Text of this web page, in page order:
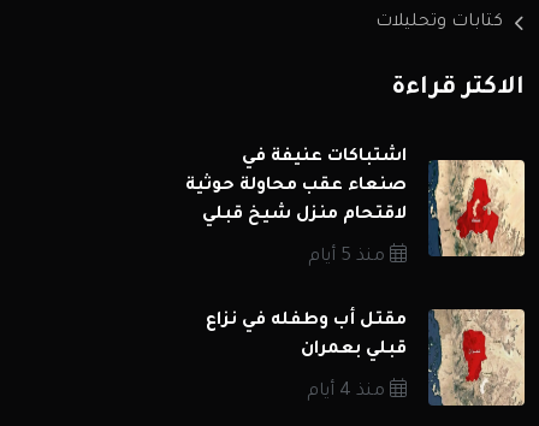
كتابات وتحليلات
الاكثر قراءة
اشتباكات عنيفة في
صنعاء عقب محاولة حوثية
لاقتحام منزل شيخ قبلي
منذ 5 أيام
مقتل أب وطفله في نزاع
قبلي بعمران
منذ 4 أيام